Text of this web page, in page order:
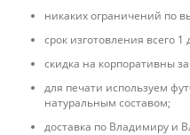
никаких ограничений по
срок изготовления всего 1
скидка на корпоративны
для печати используем
натуральным составом;
доставка по Владимиру и